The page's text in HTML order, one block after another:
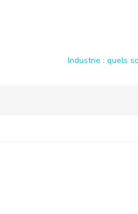
Industrie : quels